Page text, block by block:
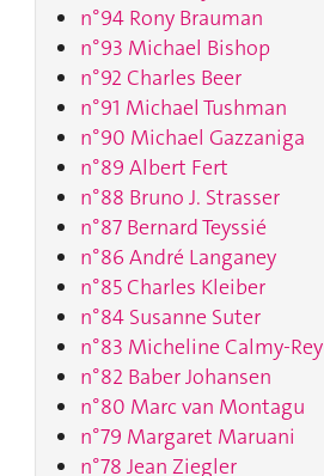
n°94 Rony Brauman
n°93 Michael Bishop
n°92 Charles Beer
n°91 Michael Tushman
n°90 Michael Gazzaniga
n°89 Albert Fert
n°88 Bruno J. Strasser
n°87 Bernard Teyssié
n°86 André Langaney
n°85 Charles Kleiber
n°84 Susanne Suter
n°83 Micheline Calmy-Rey
n°82 Baber Johansen
n°80 Marc van Montagu
n°79 Margaret Maruani
n°78 Jean Ziegler